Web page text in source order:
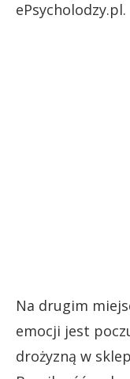
ePsycholodzy.pl.
Na drugim
emocji jest
drożyzną w